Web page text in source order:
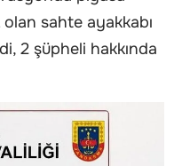
sahte ayakkabı
2 şüpheli hakkında